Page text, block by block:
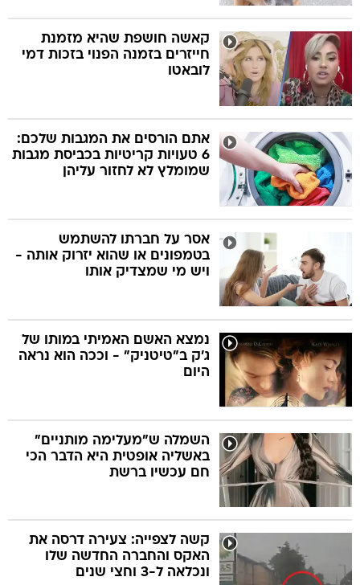
קאשה חושפת שהיא מזמנת
חייזרים בזמנה הפנוי בזכות דמי
לובאטו
אתם הורסים את המגבות שלכם:
6 טעויות קריטיות בכביסת מגבות
שמומלץ לא לחזור עליהן
אסר על חברתו להשתמש
בטמפונים או שהוא יזרוק אותה -
ויש מי שמצדיק אותו
נמצא האשם האמיתי במותו של
ג'ק ב"טיטניק" - וככה הוא נראה
היום
השמלה ש"מעלימה מותניים"
באשליה אופטית היא הדבר הכי
חם עכשיו ברשת
קשה לצפייה: צעירה דרסה את
האקס והחברה החדשה שלו
ונכלאה ל-3 וחצי שנים